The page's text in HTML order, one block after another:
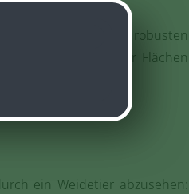
sind es die kurzen, robusten
unbewirtschafteter Flächen
ein Weidetier abzusehen: